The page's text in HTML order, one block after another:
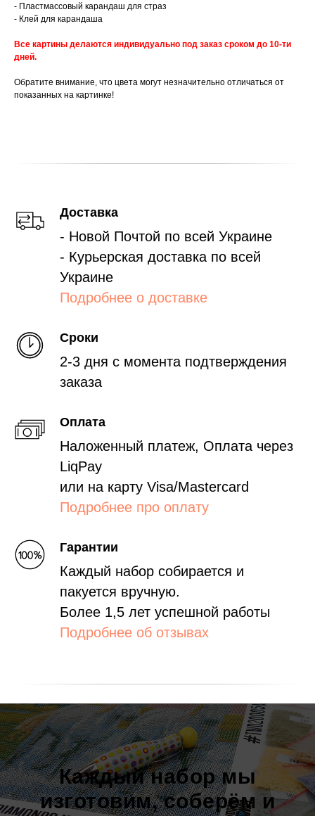
- Пластмассовый карандаш для страз
- Клей для карандаша
Все картины делаются индивидуально под заказ сроком до 10-ти
дней.
Обратите внимание, что цвета могут незначительно отличаться от
показанных на картинке!
Доставка
- Новой Почтой по всей Украине
- Курьерская доставка по всей
Украине
Подробнее о доставке
Сроки
2-3 дня с момента подтверждения
заказа
Оплата
Наложенный платеж, Оплата через
LiqPay
или на карту Visa/Mastercard
Подробнее про оплату
Гарантии
Каждый набор собирается и
пакуется вручную.
Более 1,5 лет успешной работы
Подробнее об отзывах
Каждый набор мы
изготовим, соберём и